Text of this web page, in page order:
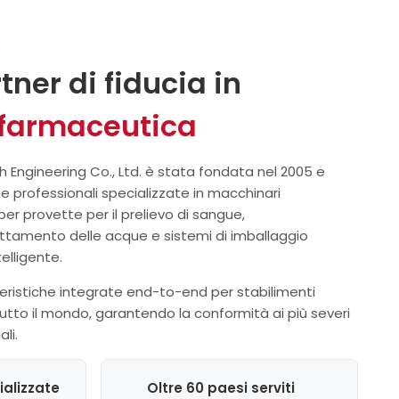
riempimento e il blocco delle
capsule rispettivamente, riducendo
l'efficienza di produzione e...
di fiducia in
Engineering Co., Ltd. è stata fondata nel 2005 e
professionali specializzate in macchinari
provette per il prelievo di sangue,
delle acque e sistemi di imballaggio
integrate end-to-end per stabilimenti
il mondo, garantendo la conformità ai più severi
Oltre 60 paesi serviti